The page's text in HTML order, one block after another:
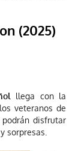
(2025)
llega con la
veteranos de
disfrutar
sorpresas.